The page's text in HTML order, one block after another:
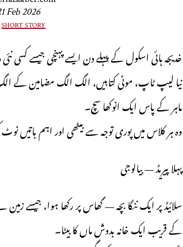
Feb 2026
short story
خدیجہ ہائی اسکول کے پہلے دن ایسے پہنچی جیسے کسی
نیا لیپ ٹاپ، موٹی کتابیں، الگ الگ مضامین کے
ماہر کے پاس ایک انوکھا سچ۔
وہ ہر کلاس میں پوری توجہ سے بیٹھی اور اہم باتیں
پہلا پیریڈ — بیالوجی
سلائیڈ پر ایک ننگا بچہ — گھاس پر رکھا ہوا، جیسے
کے قریب ایک خانہ بدوش ماں کا بیٹا۔